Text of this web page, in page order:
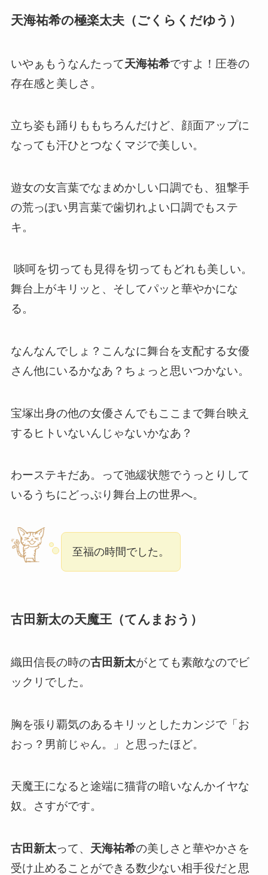
天海祐希の極楽太夫（ごくらくだゆう）
いやぁもうなんたって天海祐希ですよ！圧巻の
存在感と美しさ。
立ち姿も踊りももちろんだけど、顔面アップに
なっても汗ひとつなくマジで美しい。
遊女の女言葉でなまめかしい口調でも、狙撃手
の荒っぽい男言葉で歯切れよい口調でもステ
キ。
啖呵を切っても見得を切ってもどれも美しい。
舞台上がキリッと、そしてパッと華やかにな
る。
なんなんでしょ？こんなに舞台を支配する女優
さん他にいるかなあ？ちょっと思いつかない。
宝塚出身の他の女優さんでもここまで舞台映え
するヒトいないんじゃないかなあ？
わーステキだあ。って弛緩状態でうっとりして
いるうちにどっぷり舞台上の世界へ。
至福の時間でした。
古田新太の天魔王（てんまおう）
織田信長の時の古田新太がとても素敵なのでビ
ックリでした。
胸を張り覇気のあるキリッとしたカンジで「お
おっ？男前じゃん。」と思ったほど。
天魔王になると途端に猫背の暗いなんかイヤな
奴。さすがです。
古田新太って、 天海祐希の美しさと華やかさを
受け止めることができる数少ない相手役だと思